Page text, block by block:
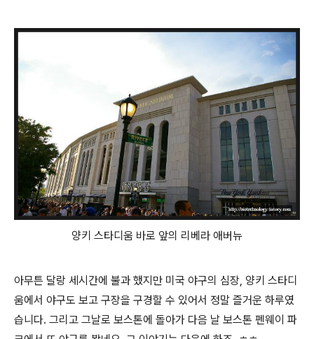
양키 스타디움 바로 앞의 리베라 애버뉴
아무튼 달랑 세시간에 불과 했지만 미국 야구의 심장, 양키 스타디
움에서 야구도 보고 구장을 구경할 수 있어서 정말 즐거운 하루였
습니다. 그리고 그날로 보스톤에 돌아가 다음 날 보스톤 펜웨이 파